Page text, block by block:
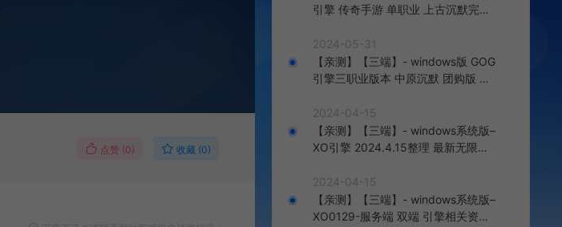
点赞 (0) 收藏 (0)
引擎 传奇手游 单职业 上古沉默完整
+工具
2024-05-31
【亲测】【三端】- windows版 GOG
引擎三职业版本 中原沉默 团购版 已
2024-04-15
【亲测】【三端】- windows系统版–
XO引擎 2024.4.15整理 最新无限制
2024-04-15
【亲测】【三端】- windows系统版–
XO0129-服务端 双端 引擎相关资料